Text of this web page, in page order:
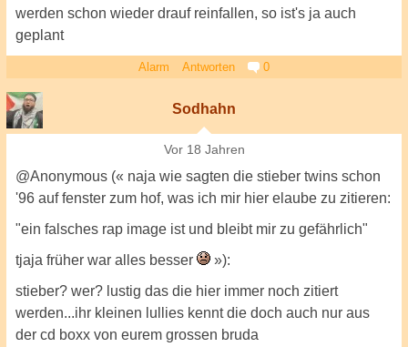
werden schon wieder drauf reinfallen, so ist's ja auch
geplant
Alarm Antworten 0
Sodhahn
Vor 18 Jahren
@Anonymous (« naja wie sagten die stieber twins schon
'96 auf fenster zum hof, was ich mir hier elaube zu zitieren:
"ein falsches rap image ist und bleibt mir zu gefährlich"
tjaja früher war alles besser
»):
stieber? wer? lustig das die hier immer noch zitiert
werden...ihr kleinen lullies kennt die doch auch nur aus
der cd boxx von eurem grossen bruda